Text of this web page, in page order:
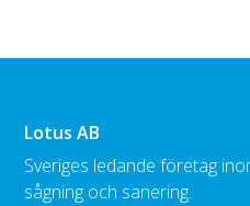
Lotus AB
Sveriges ledande företag
sågning och sanering.